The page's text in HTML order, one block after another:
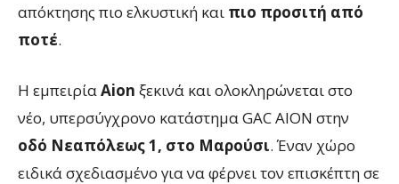
απόκτησης πιο ελκυστική και πιο προσιτή από
ποτέ.
Η εμπειρίαAion ξεκινά και ολοκληρώνεται στο
νέο, υπερσύγχρονο κατάστημα GAC AION στην
οδό Νεαπόλεως 1, στο Μαρούσι. Έναν χώρο
ειδικά σχεδιασμένο για να φέρνει τον επισκέπτη σε